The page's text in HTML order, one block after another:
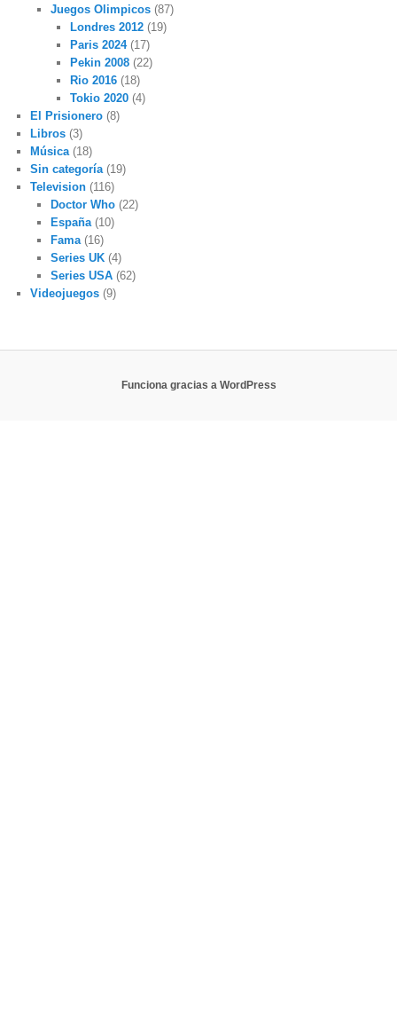
Juegos Olimpicos(87)
Londres 2012 (19)
Paris 2024(17)
Pekin 2008 (22)
Rio 2016 (18)
Tokio 2020 (4)
El Prisionero (8)
Libros (3)
Música(18)
Sin categoría(19)
Television (116)
Doctor Who(22)
España(10)
Fama(16)
Series UK(4)
Series USA(62)
Videojuegos (9)
Funciona gracias a WordPress